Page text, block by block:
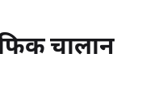
चालान